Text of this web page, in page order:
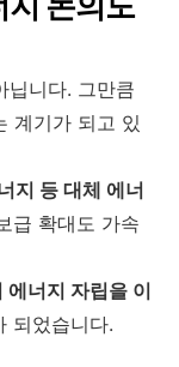
닙니다. 그만큼
계기가 되고 있
지 등 대체 에너
급 확대도 가속
에너지 자립을 이
되었습니다.